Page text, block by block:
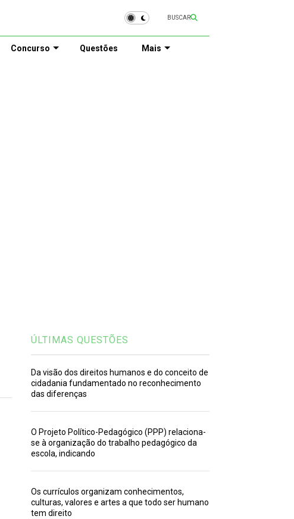
BUSCAR
Concurso Questões Mais
ÚLTIMAS QUESTÕES
Da visão dos direitos humanos e do conceito de
cidadania fundamentado no reconhecimento
das diferenças
O Projeto Político-Pedagógico (PPP) relaciona-
se à organização do trabalho pedagógico da
escola, indicando
Os currículos organizam conhecimentos,
culturas, valores e artes a que todo ser humano
tem direito